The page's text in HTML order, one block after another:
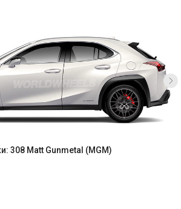
308 Matt Gunmetal (MGM)